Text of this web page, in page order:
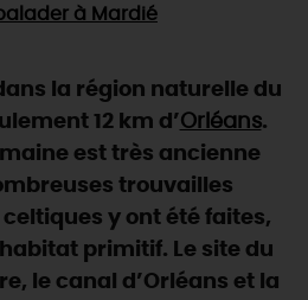
créatives
nique
?
d'Art
DE VIVRE
auprès des animaux 🐎
coulisses de la Faïencerie de
Gien !
les parcours Baludik
de festivals 🎉
de la nature en 2026
famille dans le Loiret !
SE DÉPLACER
MAINTENANT
à Mardié
la région naturelle du
12 km d’Orléans.
est très ancienne
trouvailles
y ont été faites,
primitif. Le site du
le canal d’Orléans et la